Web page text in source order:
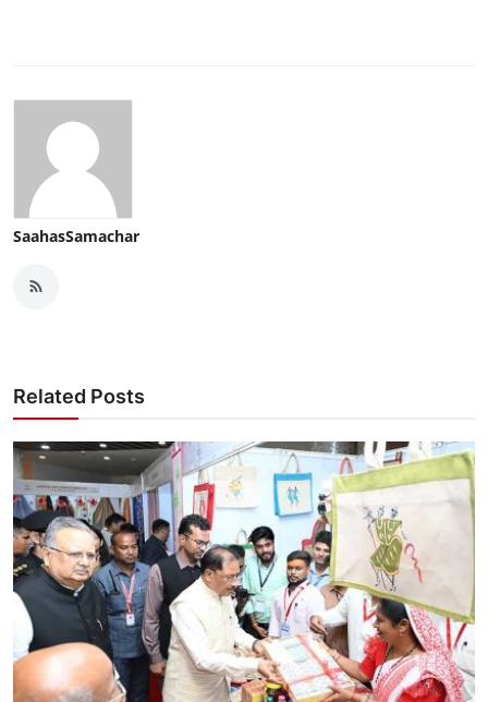
SaahasSamachar
Related Posts